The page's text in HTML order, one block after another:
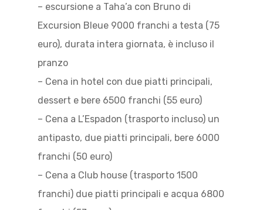
– escursione a Taha’a con Bruno di
Excursion Bleue 9000 franchi a testa (75
euro), durata intera giornata, è incluso il
pranzo
– Cena in hotel con due piatti principali,
dessert e bere 6500 franchi (55 euro)
– Cena a L’Espadon (trasporto incluso) un
antipasto, due piatti principali, bere 6000
franchi (50 euro)
– Cena a Club house (trasporto 1500
franchi) due piatti principali e acqua 6800